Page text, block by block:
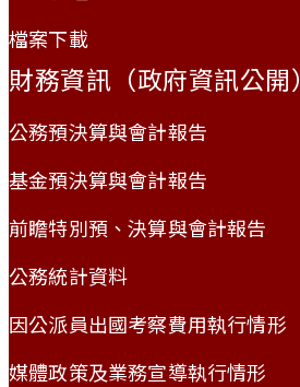
檔案下載
財務資訊（政府資訊公開）
公務預決算與會計報告
基金預決算與會計報告
前瞻特別預、決算與會計報告
公務統計資料
因公派員出國考察費用執行情形
媒體政策及業務宣導執行情形